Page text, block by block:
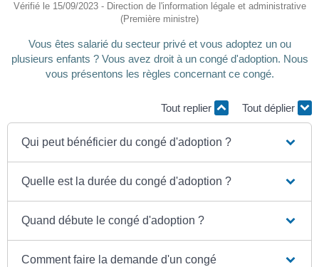
Vérifié le 15/09/2023 - Direction de l'information légale et administrative
(Première ministre)
Vous êtes salarié du secteur privé et vous adoptez un ou
plusieurs enfants ? Vous avez droit à un congé d'adoption. Nous
vous présentons les règles concernant ce congé.
Tout replier Tout déplier
Qui peut bénéficier du congé d'adoption ?
Quelle est la durée du congé d'adoption ?
Quand débute le congé d'adoption ?
Comment faire la demande d'un congé